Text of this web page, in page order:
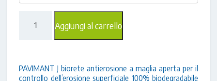
in
juta
Aggiungi al carrello
PAVIMANT J biorete antierosione a maglia aperta per il
controllo dell’erosione superficiale 100% biodegradabile